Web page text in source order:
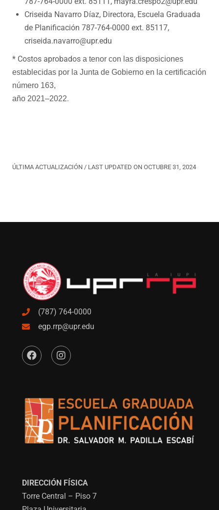
Criseida Navarro Díaz, Directora, Escuela Graduada
de Planificación 787-764-0000 ext. 85117,
criseida.navarro@upr.edu
* Costos aprobados a tenor con las disposiciones
establecidas por la Junta de Gobierno en la certificación
número 163,
año 2021–2022.
ÚLTIMA ACTUALIZACIÓN / LAST UPDATED ON OCTUBRE 31, 2024
(787) 764-0000
egp.rrp@upr.edu
DIRECCIÓN FÍSICA
Torre Central – Piso 7